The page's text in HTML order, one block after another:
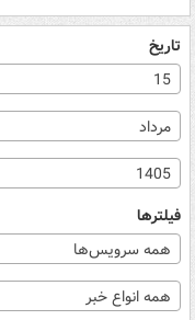
تاریخ
15
مرداد
1405
فیلترها
همه سرویس‌ها
همه انواع خبر